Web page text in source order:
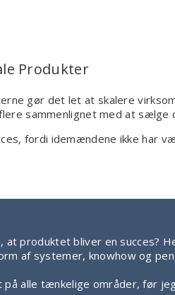
Produkter
gør det let at skalere
sammenlignet med at sælge
fordi idemændene ikke har
produktet bliver en succes?
af systemer, knowhow og
alle tænkelige områder, før